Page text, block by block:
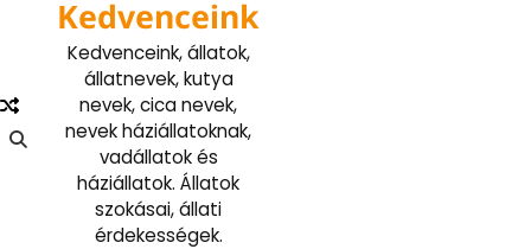
Kedvenceink
Kedvenceink, állatok,
állatnevek, kutya
nevek, cica nevek,
nevek háziállatoknak,
vadállatok és
háziállatok. Állatok
szokásai, állati
érdekességek.